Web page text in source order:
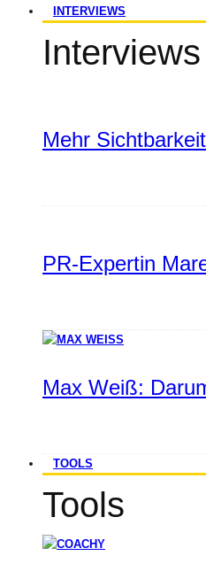
INTERVIEWS
Interviews
Mehr
PR-Expertin
Max Weiß:
TOOLS
Tools